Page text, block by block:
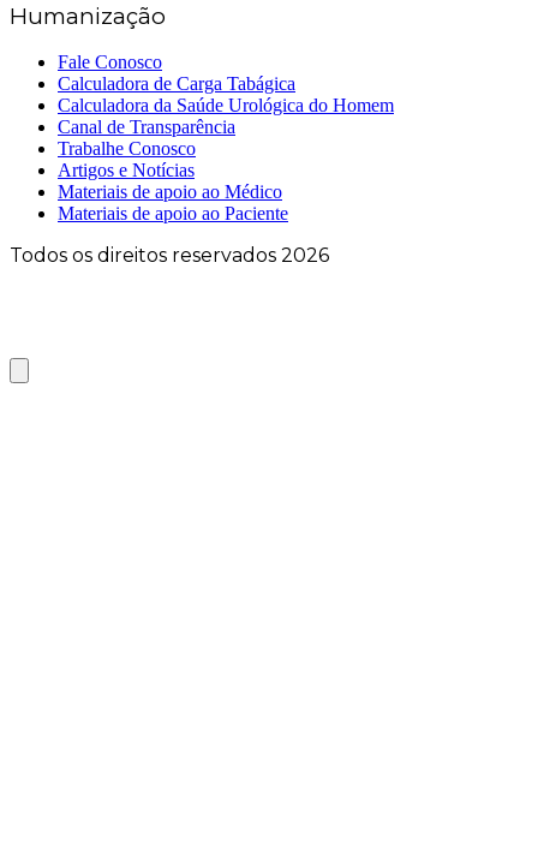
Humanização
Fale Conosco
Calculadora de Carga Tabágica
Calculadora da Saúde Urológica do Homem
Canal de Transparência
Trabalhe Conosco
Artigos e Notícias
Materiais de apoio ao Médico
Materiais de apoio ao Paciente
Todos os direitos reservados 2026